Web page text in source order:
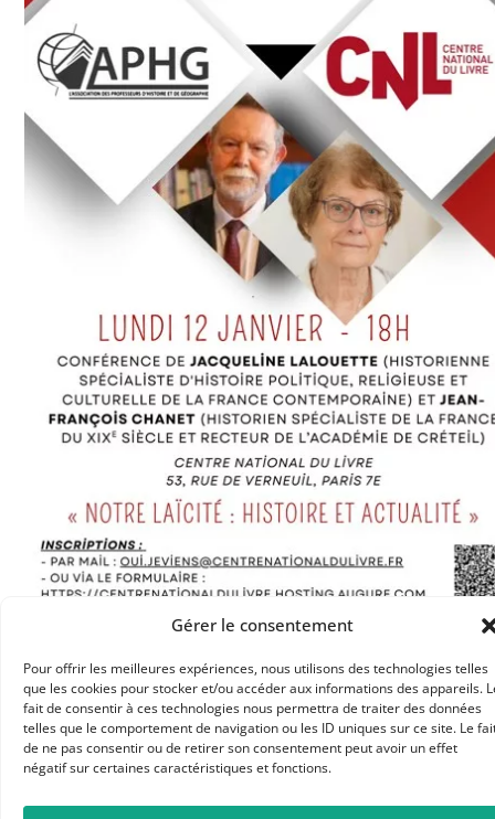
Gérer le consentement
Pour offrir les meilleures expériences, nous utilisons des technologies telles
que les cookies pour stocker et/ou accéder aux informations des appareils.
fait de consentir à ces technologies nous permettra de traiter des données
telles que le comportement de navigation ou les ID uniques sur ce site. Le
de ne pas consentir ou de retirer son consentement peut avoir un effet
négatif sur certaines caractéristiques et fonctions.
RESSOURCES
ARTICLES